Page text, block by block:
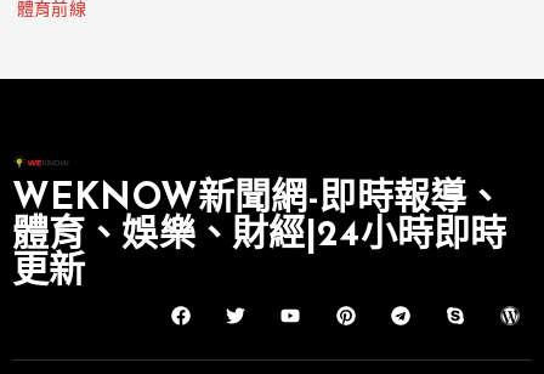
體育前線
WEKNOW新聞網-即時報導、
體育、娛樂、財經|24小時即時
更新